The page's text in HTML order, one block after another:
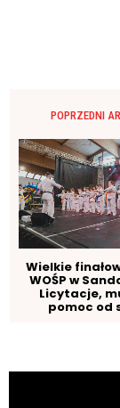
POPRZEDNI
Wielkie
WOŚP w
Licytacje,
pomoc od